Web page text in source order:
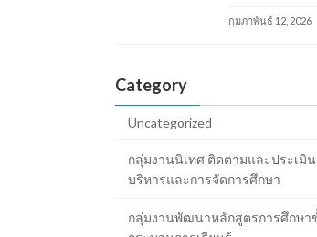
กุมภาพันธ์ 12, 2026
Category
Uncategorized
กลุ่มงานนิเทศ ติดตามและประเมิ
บริหารและการจัดการศึกษา
กลุ่มงานพัฒนาหลักสูตรการศึกษ